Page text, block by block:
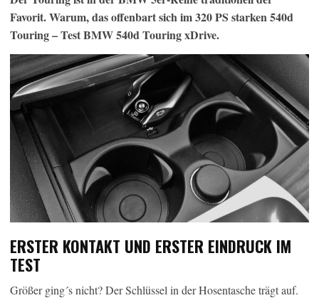
Favorit. Warum, das offenbart sich im 320 PS starken 540d
Touring – Test BMW 540d Touring xDrive.
ERSTER KONTAKT UND ERSTER EINDRUCK IM
TEST
Größer ging´s nicht? Der Schlüssel in der Hosentasche trägt auf.